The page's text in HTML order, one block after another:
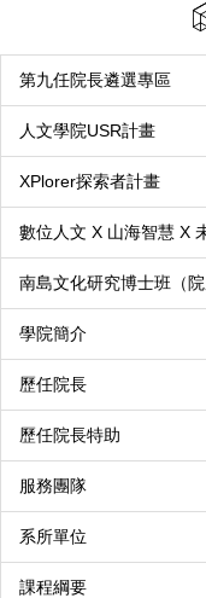
第九任院長遴選專區
人文學院USR計畫
XPlorer探索者計畫
數位人文 X 山海智慧 X
南島文化研究博士班（
學院簡介
歷任院長
歷任院長特助
服務團隊
系所單位
課程綱要